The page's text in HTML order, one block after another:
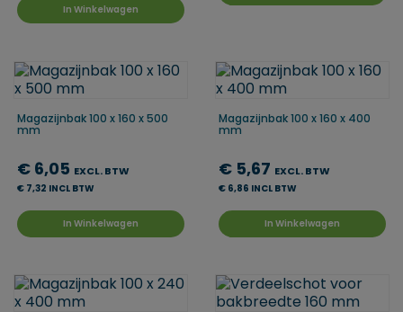
In Winkelwagen
Magazijnbak 100 x 160 x 500
mm
€ 6,05 EXCL. BTW
€ 7,32 INCL BTW
In Winkelwagen
Magazijnbak 100 x 160 x 400
mm
€ 5,67 EXCL. BTW
€ 6,86 INCL BTW
In Winkelwagen